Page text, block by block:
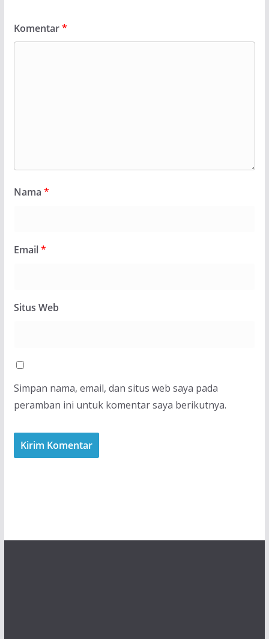
Komentar*
Nama *
Email*
Situs Web
Simpan nama, email, dan situs web saya pada
peramban ini untuk komentar saya berikutnya.